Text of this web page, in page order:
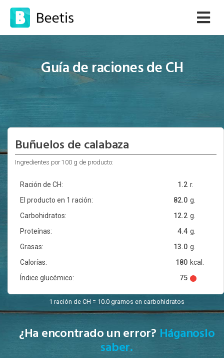
Guía de raciones de CH
Buñuelos de calabaza
Ingredientes por 100 g de producto:
Ración de CH: r.
1.2
El producto en 1 ración:
g.
82.0
Carbohidratos:
g.
12.2
Proteínas:
g.
4.4
Grasas:
g.
13.0
Calorías:
kcal.
180
Índice glucémico:
75
1 ración de CH = 10.0 gramos en carbohidratos
¿Ha encontrado un error? Háganoslo
saber.